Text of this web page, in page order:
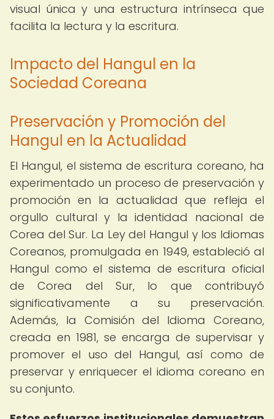
visual única y una estructura intrínseca que
facilita la lectura y la escritura.
Impacto del Hangul en la
Sociedad Coreana
Preservación y Promoción del
Hangul en la Actualidad
El Hangul, el sistema de escritura coreano, ha
experimentado un proceso de preservación y
promoción en la actualidad que refleja el
orgullo cultural y la identidad nacional de
Corea del Sur. La Ley del Hangul y los Idiomas
Coreanos, promulgada en 1949, estableció al
Hangul como el sistema de escritura oficial
de Corea del Sur, lo que contribuyó
significativamente a su preservación.
Además, la Comisión del Idioma Coreano,
creada en 1981, se encarga de supervisar y
promover el uso del Hangul, así como de
preservar y enriquecer el idioma coreano en
su conjunto.